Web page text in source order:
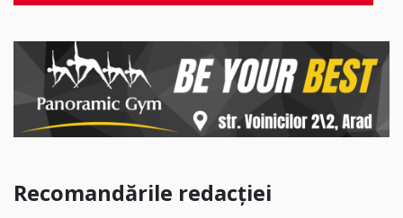
Recomandările redacției